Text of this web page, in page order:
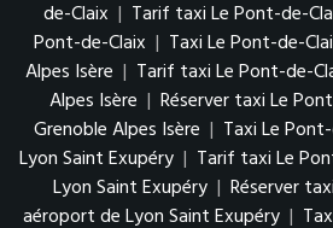
de-Claix | Tarif taxi Le Pont-de-
Pont-de-Claix | Taxi Le Pont-de-
Alpes Isère | Tarif taxi Le Pont-de-
Alpes Isère | Réserver taxi Le
Grenoble Alpes Isère | Taxi Le
Lyon Saint Exupéry | Tarif taxi Le
Lyon Saint Exupéry | Réserver
aéroport de Lyon Saint Exupéry |